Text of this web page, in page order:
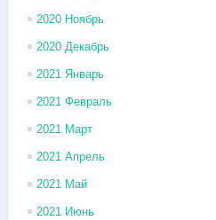
2020 Ноябрь
2020 Декабрь
2021 Январь
2021 Февраль
2021 Март
2021 Апрель
2021 Май
2021 Июнь